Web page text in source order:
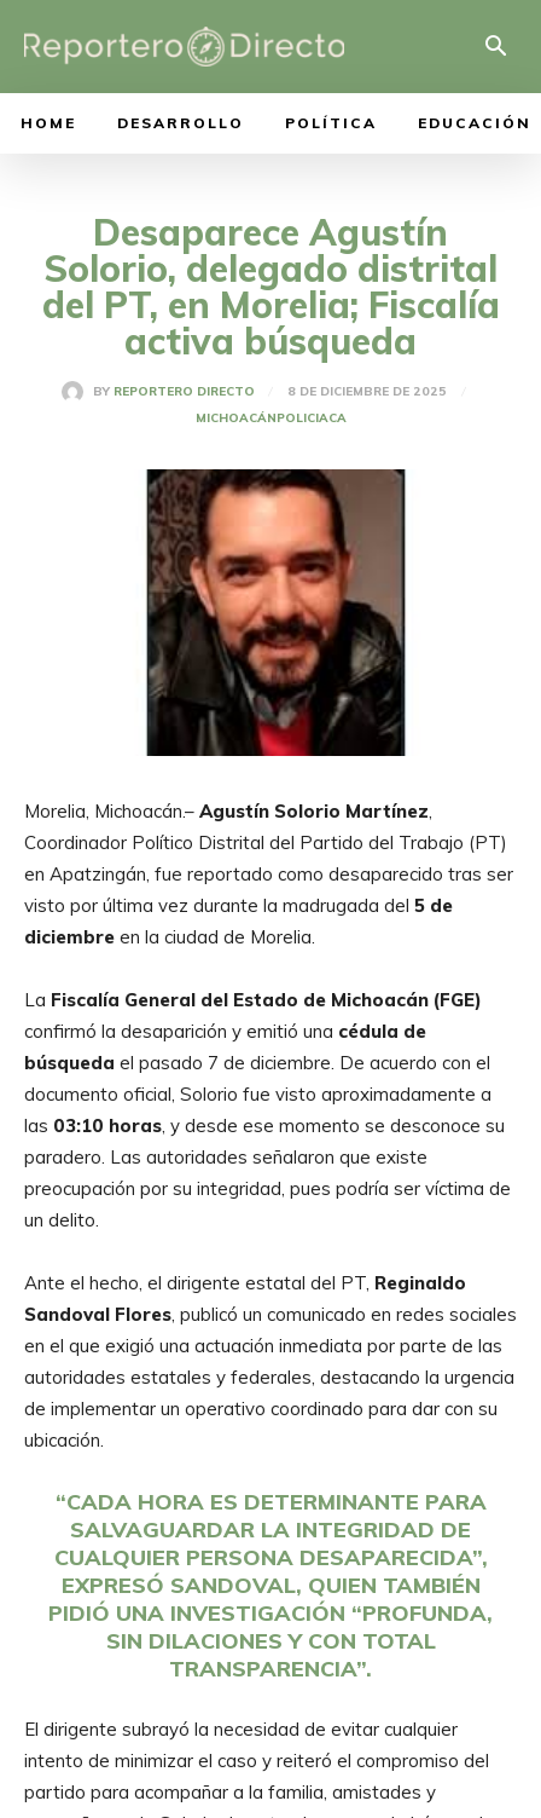
HOME DESARROLLO POLÍTICA EDUCACIÓN
Desaparece Agustín
Solorio, delegado distrital
del PT, en Morelia; Fiscalía
activa búsqueda
BY REPORTERO DIRECTO
8 DE DICIEMBRE DE 2025
MICHOACÁNPOLICIACA
Morelia, Michoacán.– Agustín Solorio Martínez,
Coordinador Político Distrital del Partido del Trabajo (PT)
en Apatzingán, fue reportado como desaparecido tras ser
visto por última vez durante la madrugada del 5 de
diciembre en la ciudad de Morelia.
La Fiscalía General del Estado de Michoacán (FGE)
confirmó la desaparición y emitió una cédula de
búsqueda el pasado 7 de diciembre. De acuerdo con el
documento oficial, Solorio fue visto aproximadamente a
las 03:10 horas, y desde ese momento se desconoce su
paradero. Las autoridades señalaron que existe
preocupación por su integridad, pues podría ser víctima de
un delito.
Ante el hecho, el dirigente estatal del PT, Reginaldo
Sandoval Flores, publicó un comunicado en redes sociales
en el que exigió una actuación inmediata por parte de las
autoridades estatales y federales, destacando la urgencia
de implementar un operativo coordinado para dar con su
ubicación.
“CADA HORA ES DETERMINANTE PARA
SALVAGUARDAR LA INTEGRIDAD DE
CUALQUIER PERSONA DESAPARECIDA”,
EXPRESÓ SANDOVAL, QUIEN TAMBIÉN
PIDIÓ UNA INVESTIGACIÓN “PROFUNDA,
SIN DILACIONES Y CON TOTAL
TRANSPARENCIA”.
El dirigente subrayó la necesidad de evitar cualquier
intento de minimizar el caso y reiteró el compromiso del
partido para acompañar a la familia, amistades y